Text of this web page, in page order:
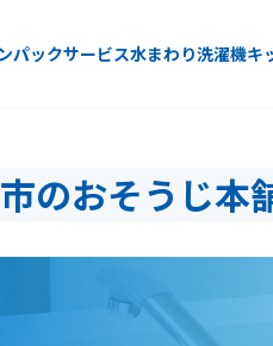
パックサービス水まわり洗濯機キ
のおそうじ本